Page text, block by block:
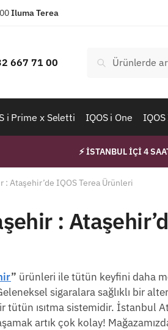
IlumaTerea
667 71 00 Ara
i Prime x Seletti IQOS i One
⚡ İSTANBUL İÇİ 4
: Ataşehir’de IQOS Terea Ürünleri
:
” ürünleri ile tütün keyfini daha
sigaralara sağlıklı bir
tütün ısıtma sistemidir. İstanbul
artık çok kolay!